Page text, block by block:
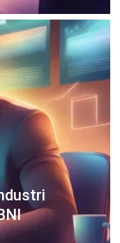
Khusus Ibukota